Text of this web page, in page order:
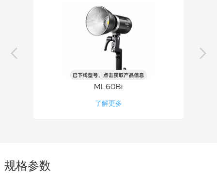
ML60Bi
了解更多
规格参数